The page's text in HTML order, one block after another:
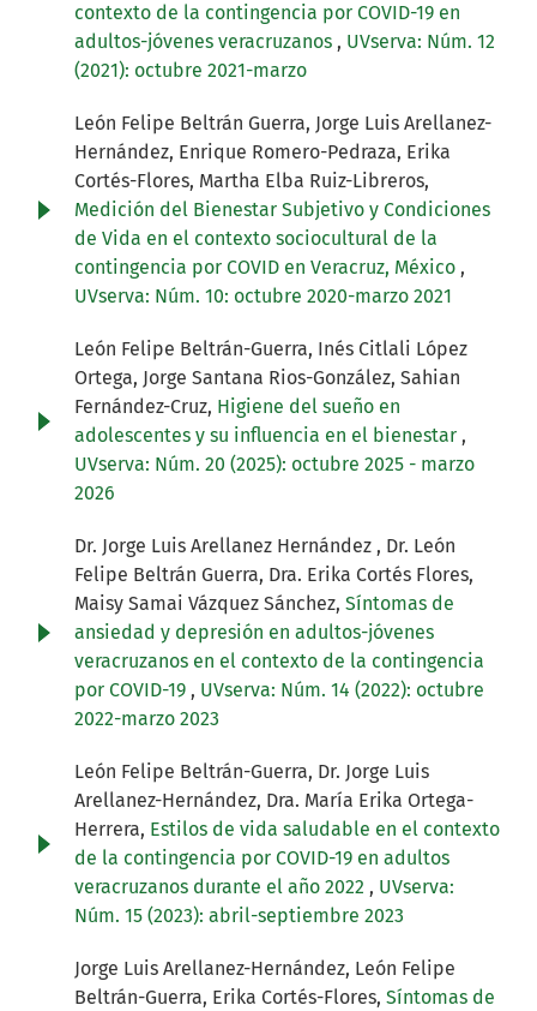
contexto de la contingencia por COVID-19 en
adultos-jóvenes veracruzanos , UVserva: Núm. 12
(2021): octubre 2021-marzo
León Felipe Beltrán Guerra, Jorge Luis Arellanez-
Hernández, Enrique Romero-Pedraza, Erika
Cortés-Flores, Martha Elba Ruiz-Libreros,
Medición del Bienestar Subjetivo y Condiciones
de Vida en el contexto sociocultural de la
contingencia por COVID en Veracruz, México ,
UVserva: Núm. 10: octubre 2020-marzo 2021
León Felipe Beltrán-Guerra, Inés Citlali López
Ortega, Jorge Santana Rios-González, Sahian
Fernández-Cruz, Higiene del sueño en
adolescentes y su influencia en el bienestar ,
UVserva: Núm. 20 (2025): octubre 2025 - marzo
2026
Dr. Jorge Luis Arellanez Hernández , Dr. León
Felipe Beltrán Guerra, Dra. Erika Cortés Flores,
Maisy Samai Vázquez Sánchez, Síntomas de
ansiedad y depresión en adultos-jóvenes
veracruzanos en el contexto de la contingencia
por COVID-19 , UVserva: Núm. 14 (2022): octubre
2022-marzo 2023
León Felipe Beltrán-Guerra, Dr. Jorge Luis
Arellanez-Hernández, Dra. María Erika Ortega-
Herrera, Estilos de vida saludable en el contexto
de la contingencia por COVID-19 en adultos
veracruzanos durante el año 2022 , UVserva:
Núm. 15 (2023): abril-septiembre 2023
Jorge Luis Arellanez-Hernández, León Felipe
Beltrán-Guerra, Erika Cortés-Flores, Síntomas de